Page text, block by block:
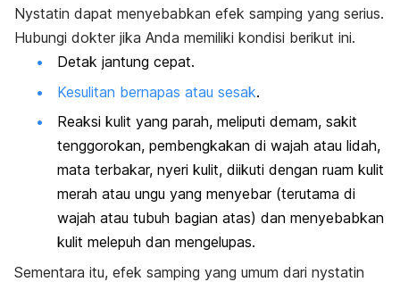
Nystatin dapat menyebabkan efek samping yang serius.
Hubungi dokter jika Anda memiliki kondisi berikut ini.
Detak jantung cepat.
Kesulitan bernapas atau sesak.
Reaksi kulit yang parah, meliputi demam, sakit
tenggorokan, pembengkakan di wajah atau lidah,
mata terbakar, nyeri kulit, diikuti dengan ruam kulit
merah atau ungu yang menyebar (terutama di
wajah atau tubuh bagian atas) dan menyebabkan
kulit melepuh dan mengelupas.
Sementara itu, efek samping yang umum dari nystatin